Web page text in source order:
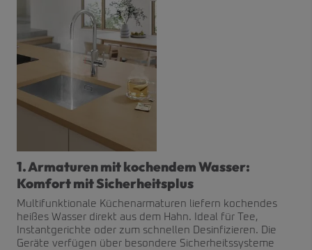
1. Armaturen mit kochendem Wasser:
Komfort mit Sicherheitsplus
Multifunktionale Küchenarmaturen liefern kochendes
heißes Wasser direkt aus dem Hahn. Ideal für Tee,
Instantgerichte oder zum schnellen Desinfizieren. Die
Geräte verfügen über besondere Sicherheitssysteme